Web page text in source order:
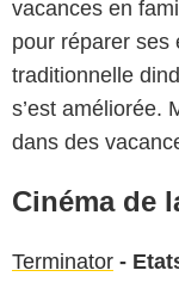
vacances en
pour réparer ses
traditionnelle
s’est améliorée.
dans des
Cinéma de
Terminator -